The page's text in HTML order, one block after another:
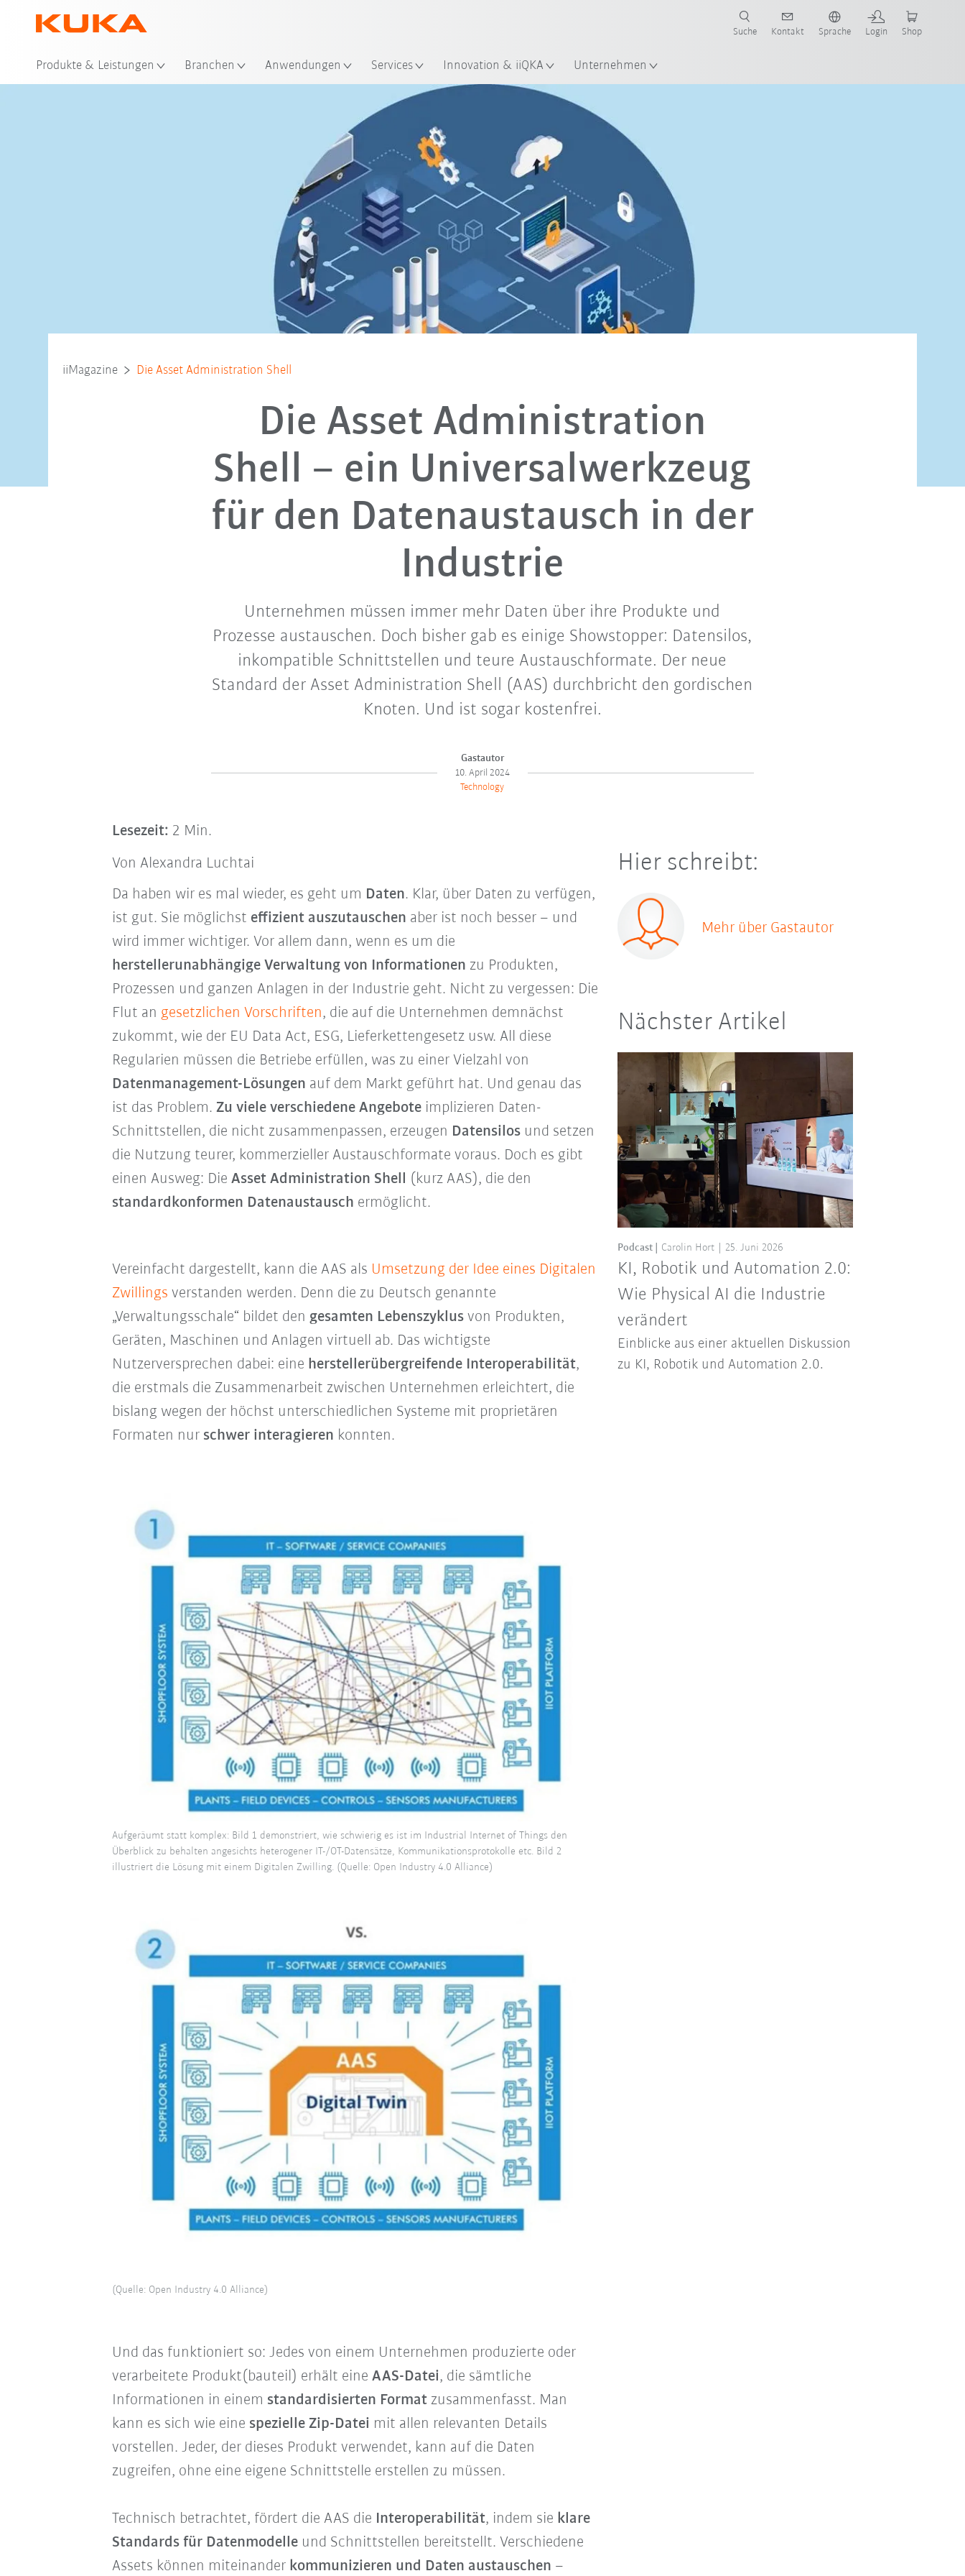
Produkte & Leistungen Branchen Anwendungen Services Innovation & iiQKA Unternehmen
Suche Kontakt Sprache Login Shop
iiMagazine Die Asset Administration Shell
Die Asset Administration
Shell – ein Universalwerkzeug
für den Datenaustausch in der
Industrie
Unternehmen müssen immer mehr Daten über ihre Produkte und
Prozesse austauschen. Doch bisher gab es einige Showstopper: Datensilos,
inkompatible Schnittstellen und teure Austauschformate. Der neue
Standard der Asset Administration Shell (AAS) durchbricht den gordischen
Knoten. Und ist sogar kostenfrei.
Gastautor
10. April 2024
Technology
Lesezeit: 2 Min.
Von Alexandra Luchtai
Da haben wir es mal wieder, es geht um Daten. Klar, über Daten zu verfügen,
ist gut. Sie möglichst effizient auszutauschen aber ist noch besser – und
wird immer wichtiger. Vor allem dann, wenn es um die
herstellerunabhängige Verwaltung von Informationen zu Produkten,
Prozessen und ganzen Anlagen in der Industrie geht. Nicht zu vergessen: Die
Flut an gesetzlichen Vorschriften, die auf die Unternehmen demnächst
zukommt, wie der EU Data Act, ESG, Lieferkettengesetz usw. All diese
Regularien müssen die Betriebe erfüllen, was zu einer Vielzahl von
Datenmanagement-Lösungen auf dem Markt geführt hat. Und genau das
ist das Problem. Zu viele verschiedene Angeboteimplizieren Daten-
Schnittstellen, die nicht zusammenpassen, erzeugen Datensilosund setzen
die Nutzung teurer, kommerzieller Austauschformate voraus. Doch es gibt
einen Ausweg: Die Asset Administration Shell (kurz AAS), die den
standardkonformen Datenaustausch ermöglicht.
Vereinfacht dargestellt, kann die AAS als Umsetzung der Idee eines Digitalen
Zwillings verstanden werden. Denn die zu Deutsch genannte
„Verwaltungsschale“ bildet den gesamten Lebenszyklusvon Produkten,
Geräten, Maschinen und Anlagen virtuell ab. Das wichtigste
Nutzerversprechen dabei: eine herstellerübergreifende Interoperabilität,
die erstmals die Zusammenarbeit zwischen Unternehmen erleichtert, die
bislang wegen der höchst unterschiedlichen Systeme mit proprietären
Formaten nur schwer interagieren konnten.
Aufgeräumt statt komplex: Bild 1 demonstriert, wie schwierig es ist im Industrial Internet of Things den
Überblick zu behalten angesichts heterogener IT-/OT-Datensätze, Kommunikationsprotokolle etc. Bild 2
illustriert die Lösung mit einem Digitalen Zwilling. (Quelle: Open Industry 4.0 Alliance)
(Quelle: Open Industry 4.0 Alliance)
Und das funktioniert so: Jedes von einem Unternehmen produzierte oder
verarbeitete Produkt(bauteil) erhält eine AAS-Datei, die sämtliche
Informationen in einem standardisierten Formatzusammenfasst. Man
kann es sich wie eine spezielle Zip-Datei mit allen relevanten Details
vorstellen. Jeder, der dieses Produkt verwendet, kann auf die Daten
zugreifen, ohne eine eigene Schnittstelle erstellen zu müssen.
Technisch betrachtet, fördert die AAS die Interoperabilität, indem sie klare
Standards für Datenmodelleund Schnittstellen bereitstellt. Verschiedene
Assets können miteinander kommunizieren und Daten austauschen –
Hier schreibt:
Mehr über Gastautor
Nächster Artikel
KI, Robotik und Automation 2.0:
Wie Physical AI die Industrie
verändert
Podcast Carolin Hort 25. Juni 2026
Einblicke aus einer aktuellen Diskussion
zu KI, Robotik und Automation 2.0.